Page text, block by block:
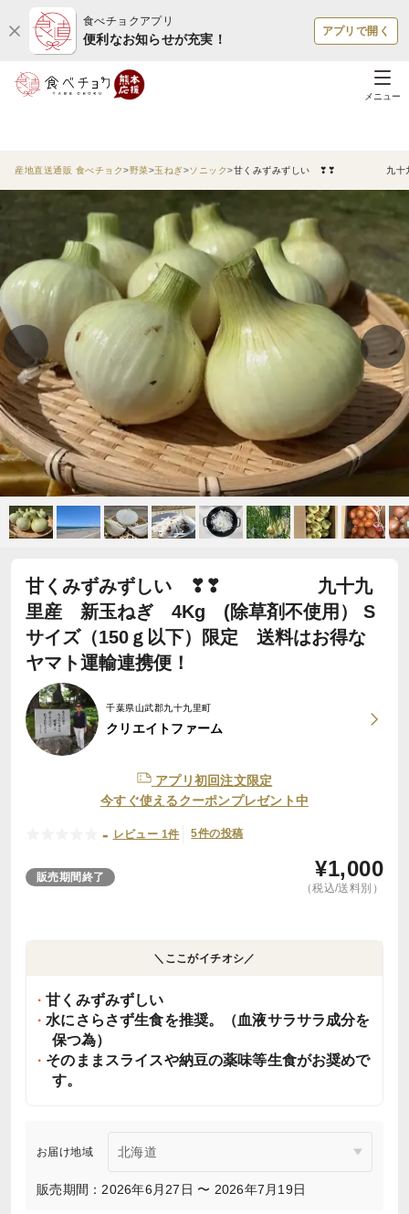
食べチョクアプリ
便利なお知らせが充実！
アプリで開く
メニュー
産地直送通販 食べチョク 野菜 玉ねぎ ソニック 甘くみずみずしい ❣❣ 九十九里産
甘くみずみずしい ❣❣ 九十九
里産 新玉ねぎ 4Kg (除草剤不使用） S
サイズ（150ｇ以下）限定 送料はお得な
ヤマト運輸連携便！
千葉県山武郡九十九里町
クリエイトファーム
アプリ初回注文限定
今すぐ使えるクーポンプレゼント中
- レビュー 1件 5件の投稿
販売期間終了 ¥1,000
（税込/送料別）
＼ここがイチオシ／
甘くみずみずしい
水にさらさず生食を推奨。（血液サラサラ成分を
保つ為）
そのままスライスや納豆の薬味等生食がお奨めで
す。
お届け地域
販売期間：2026年6月27日 〜 2026年7月19日